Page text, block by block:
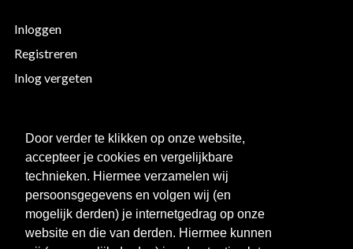
Door verder te klikken op onze website,
accepteer je cookies en vergelijkbare
technieken. Hiermee verzamelen wij
persoonsgegevens en volgen wij (en
mogelijk derden) je internetgedrag op onze
website en die van derden. Hiermee kunnen
Inloggen
Registreren
Inlog vergeten
Bedrukken
Maattabellen
Links
Over ons